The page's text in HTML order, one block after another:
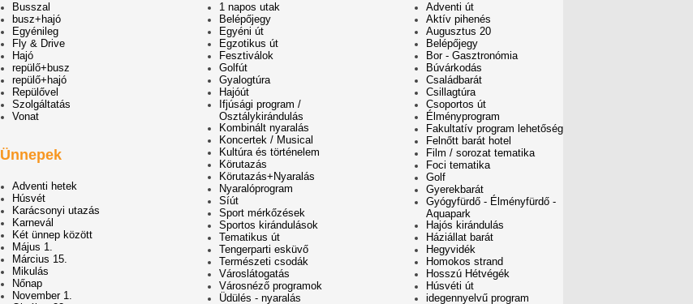
Busszal
busz+hajó
Egyénileg
Fly & Drive
Hajó
repülő+busz
repülő+hajó
Repülővel
Szolgáltatás
Vonat
Ünnepek
Adventi hetek
Húsvét
Karácsonyi utazás
Karnevál
Két ünnep között
Május 1.
Március 15.
Mikulás
Nőnap
November 1.
1 napos utak
Belépőjegy
Egyéni út
Egzotikus út
Fesztiválok
Golfút
Gyalogtúra
Hajóút
Ifjúsági program /
Osztálykirándulás
Kombinált nyaralás
Koncertek / Musical
Kultúra és történelem
Körutazás
Körutazás+Nyaralás
Nyaralóprogram
Síút
Sport mérkőzések
Sportos kirándulások
Tematikus út
Tengerparti esküvő
Természeti csodák
Városlátogatás
Városnéző programok
Üdülés - nyaralás
Adventi út
Aktív pihenés
Augusztus 20
Belépőjegy
Bor - Gasztronómia
Búvárkodás
Családbarát
Csillagtúra
Csoportos út
Élményprogram
Fakultatív program lehetőség
Felnőtt barát hotel
Film / sorozat tematika
Foci tematika
Golf
Gyerekbarát
Gyógyfürdő - Élményfürdő -
Aquapark
Hajós kirándulás
Háziállat barát
Hegyvidék
Homokos strand
Hosszú Hétvégék
Húsvéti út
idegennyelvű program